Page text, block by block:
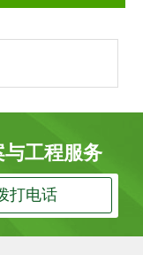
工程服务
打电话